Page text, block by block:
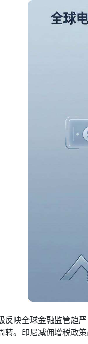
反映全球金融监管趋
转。印尼减佣增税政